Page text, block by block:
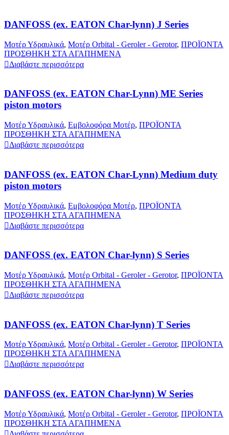
DANFOSS (ex. EATON Char-lynn) J Series
Μοτέρ Υδραυλικά, Μοτέρ Orbital - Geroler - Gerotor, ΠΡΟΪΟΝΤΑ
ΠΡΟΣΘΗΚΗ ΣΤΑ ΑΓΑΠΗΜΕΝΑ
Διαβάστε περισσότερα
DANFOSS (ex. EATON Char-Lynn) ME Series
piston motors
Μοτέρ Υδραυλικά, Εμβολοφόρα Μοτέρ, ΠΡΟΪΟΝΤΑ
ΠΡΟΣΘΗΚΗ ΣΤΑ ΑΓΑΠΗΜΕΝΑ
Διαβάστε περισσότερα
DANFOSS (ex. EATON Char-Lynn) Medium duty
piston motors
Μοτέρ Υδραυλικά, Εμβολοφόρα Μοτέρ, ΠΡΟΪΟΝΤΑ
ΠΡΟΣΘΗΚΗ ΣΤΑ ΑΓΑΠΗΜΕΝΑ
Διαβάστε περισσότερα
DANFOSS (ex. EATON Char-lynn) S Series
Μοτέρ Υδραυλικά, Μοτέρ Orbital - Geroler - Gerotor, ΠΡΟΪΟΝΤΑ
ΠΡΟΣΘΗΚΗ ΣΤΑ ΑΓΑΠΗΜΕΝΑ
Διαβάστε περισσότερα
DANFOSS (ex. EATON Char-lynn) T Series
Μοτέρ Υδραυλικά, Μοτέρ Orbital - Geroler - Gerotor, ΠΡΟΪΟΝΤΑ
ΠΡΟΣΘΗΚΗ ΣΤΑ ΑΓΑΠΗΜΕΝΑ
Διαβάστε περισσότερα
DANFOSS (ex. EATON Char-lynn) W Series
Μοτέρ Υδραυλικά, Μοτέρ Orbital - Geroler - Gerotor, ΠΡΟΪΟΝΤΑ
ΠΡΟΣΘΗΚΗ ΣΤΑ ΑΓΑΠΗΜΕΝΑ